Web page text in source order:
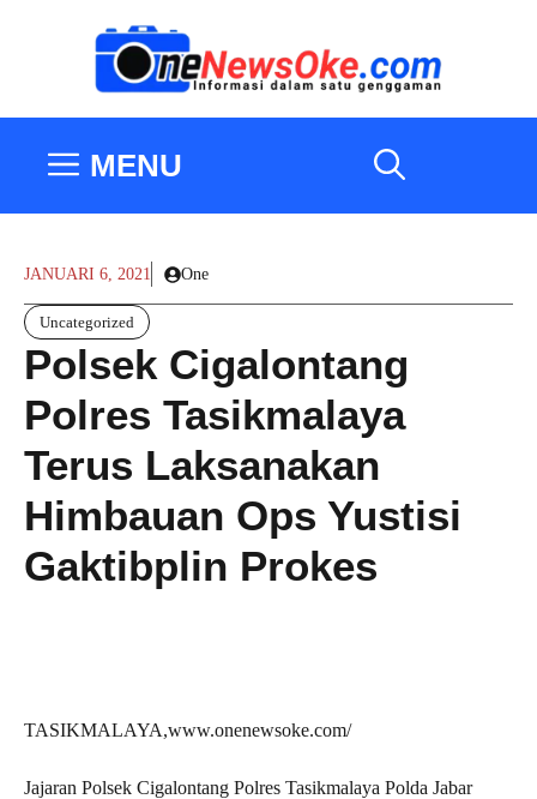
MENU
JANUARI 6, 2021 One
Uncategorized
Polsek Cigalontang
Polres Tasikmalaya
Terus Laksanakan
Himbauan Ops Yustisi
Gaktibplin Prokes
TASIKMALAYA,www.onenewsoke.com/
Jajaran Polsek Cigalontang Polres Tasikmalaya Polda Jabar